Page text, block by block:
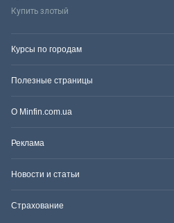
Купить злотый
Курсы по городам
Полезные страницы
О Minfin.com.ua
Реклама
Новости и статьи
Страхование